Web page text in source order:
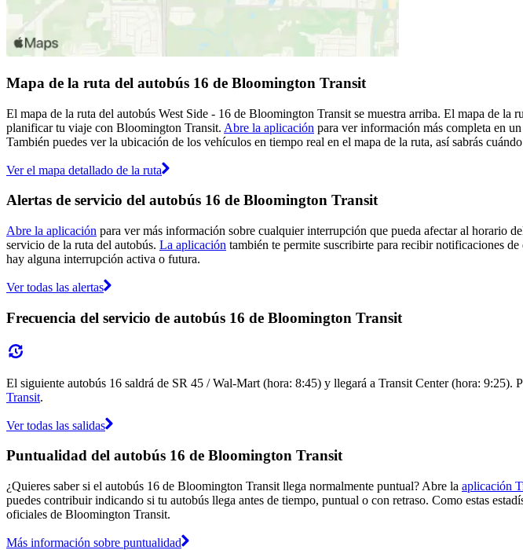
Mapa de la ruta del autobús 16 de Bloomington Transit
El mapa de la ruta del autobús West Side - 16 de Bloomington Transit se muestra arriba. El mapa de la
planificar tu viaje con Bloomington Transit. Abre la aplicación para ver información más completa en
También puedes ver la ubicación de los vehículos en tiempo real en el mapa de la ruta, así sabrás
Ver el mapa detallado de la ruta
Alertas de servicio del autobús 16 de Bloomington Transit
Abre la aplicación para ver más información sobre cualquier interrupción que pueda afectar al horario
servicio de la ruta del autobús. La aplicación también te permite suscribirte para recibir notificaciones
hay alguna interrupción activa o futura.
Ver todas las alertas
Frecuencia del servicio de autobús 16 de Bloomington Transit
El siguiente autobús 16 saldrá de SR 45 / Wal-Mart (hora: 8:45) y llegará a Transit Center (hora: 9:25).
Transit.
Ver todas las salidas
Puntualidad del autobús 16 de Bloomington Transit
¿Quieres saber si el autobús 16 de Bloomington Transit llega normalmente puntual? Abre la aplicación
puedes contribuir indicando si tu autobús llega antes de tiempo, puntual o con retraso. Como estas
oficiales de Bloomington Transit.
Más información sobre puntualidad